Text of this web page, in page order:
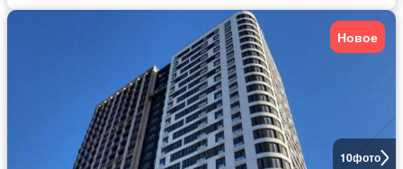
10фото
Новое